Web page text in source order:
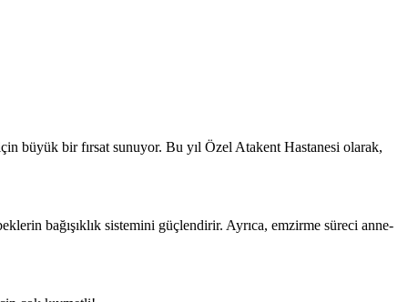
büyük bir fırsat sunuyor. Bu yıl Özel Atakent Hastanesi olarak,
bağışıklık sistemini güçlendirir. Ayrıca, emzirme süreci anne-